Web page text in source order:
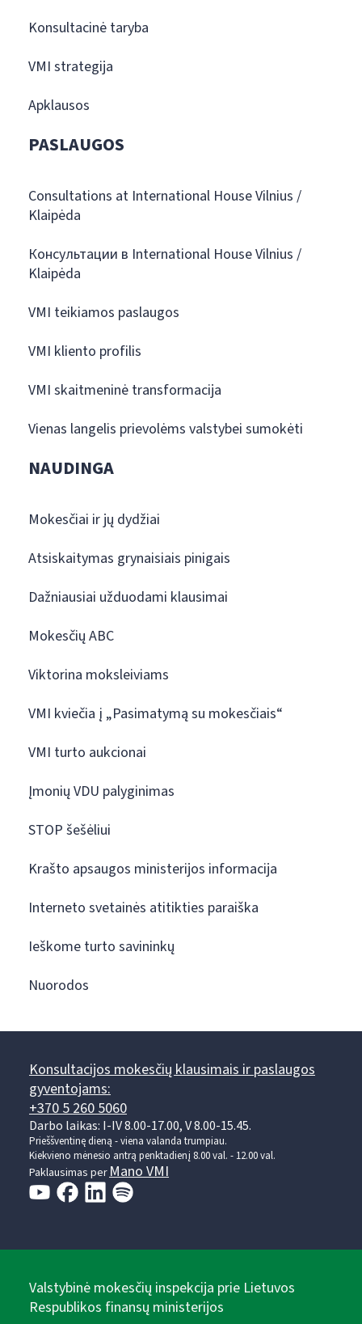
Konsultacinė taryba
VMI strategija
Apklausos
PASLAUGOS
Consultations at International House Vilnius /
Klaipėda
Консультации в International House Vilnius /
Klaipėda
VMI teikiamos paslaugos
VMI kliento profilis
VMI skaitmeninė transformacija
Vienas langelis prievolėms valstybei sumokėti
NAUDINGA
Mokesčiai ir jų dydžiai
Atsiskaitymas grynaisiais pinigais
Dažniausiai užduodami klausimai
Mokesčių ABC
Viktorina moksleiviams
VMI kviečia į „Pasimatymą su mokesčiais“
VMI turto aukcionai
Įmonių VDU palyginimas
STOP šešėliui
Krašto apsaugos ministerijos informacija
Interneto svetainės atitikties paraiška
Ieškome turto savininkų
Nuorodos
Konsultacijos mokesčių klausimais ir paslaugos
gyventojams:
+370 5 260 5060
Darbo laikas: I-IV 8.00-17.00, V 8.00-15.45.
Prieššventinę dieną - viena valanda trumpiau.
Kiekvieno mėnesio antrą penktadienį 8.00 val. - 12.00 val.
Paklausimas perMano VMI
Valstybinė mokesčių inspekcija prie Lietuvos
Respublikos finansų ministerijos